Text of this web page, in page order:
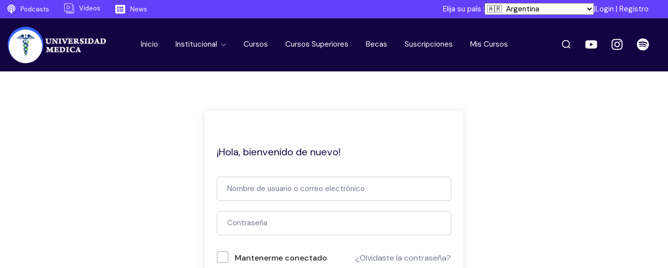
Podcasts Videos News Elija su país : |Login | Registro
Inicio Institucional Cursos Cursos Superiores Becas Suscripciones Mis Cursos
¡Hola, bienvenido de nuevo!
Mantenerme conectado ¿Olvidaste la contraseña?